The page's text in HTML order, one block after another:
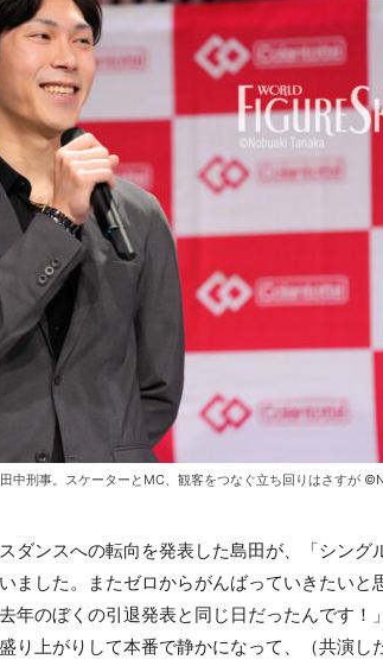
中刑事。スケーターとMC、観客をつなぐ立ち回りはさすが
ダンスへの転向を発表した島田が、「シング
ました。またゼロからがんばっていきたいと
年のぼくの引退発表と同じ日だったんです！
り上がりして本番で静かになって、（共演し